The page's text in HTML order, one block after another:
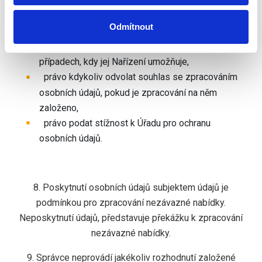
Odmítnout
právo na přenositelnost osobních údajů v
případech, kdy jej Nařízení umožňuje,
právo kdykoliv odvolat souhlas se zpracováním
osobních údajů, pokud je zpracování na něm
založeno,
právo podat stížnost k Úřadu pro ochranu
osobních údajů.
8. Poskytnutí osobních údajů subjektem údajů je
podmínkou pro zpracování nezávazné nabídky.
Neposkytnutí údajů, představuje překážku k zpracování
nezávazné nabídky.
9. Správce neprovádí jakékoliv rozhodnutí založené